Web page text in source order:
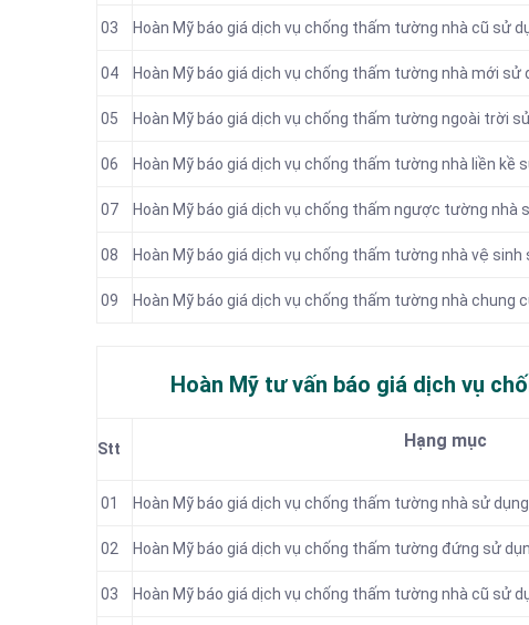
03 Hoàn Mỹ báo giá dịch vụ chống thấm tường nhà cũ sử
04 Hoàn Mỹ báo giá dịch vụ chống thấm tường nhà mới sử
05 Hoàn Mỹ báo giá dịch vụ chống thấm tường ngoài trời
06 Hoàn Mỹ báo giá dịch vụ chống thấm tường nhà liền kề
07 Hoàn Mỹ báo giá dịch vụ chống thấm ngược tường nhà
08 Hoàn Mỹ báo giá dịch vụ chống thấm tường nhà vệ sinh
09 Hoàn Mỹ báo giá dịch vụ chống thấm tường nhà chung
Hoàn Mỹ tư vấn báo giá dịch vụ
Stt Hạng mục
01 Hoàn Mỹ báo giá dịch vụ chống thấm tường nhà sử
02 Hoàn Mỹ báo giá dịch vụ chống thấm tường đứng sử
03 Hoàn Mỹ báo giá dịch vụ chống thấm tường nhà cũ sử